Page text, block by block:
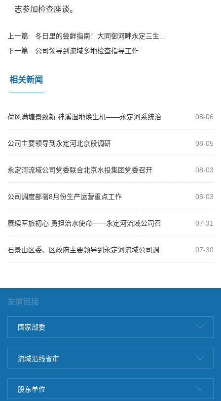
志参加检查座谈。
上一篇:
冬日里的尝鲜指南！大同御河畔永定三生...
下一篇:
公司领导到流域多地检查指导工作
相关新闻
荷风满塘景致新 神溪湿地焕生机——永定河系统治
08-06
公司主要领导到永定河北京段调研 08-05
永定河流域公司党委联合北京水投集团党委召开
08-03
公司调度部署8月份生产运营重点工作 08-03
赓续军旅初心 勇担治水使命——永定河流域公司召
07-31
石景山区委、区政府主要领导到永定河流域公司调
07-30
友情链接
国家部委
流域沿线省市
股东单位